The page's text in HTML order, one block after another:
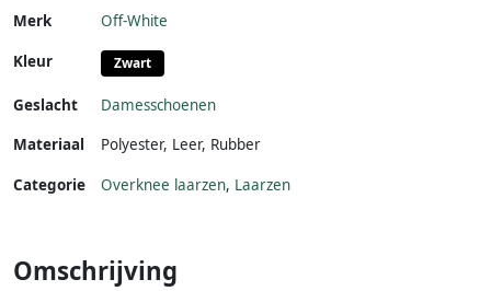
Merk Off-White
Kleur Zwart
Geslacht
Damesschoenen
Materiaal
Polyester, Leer, Rubber
Categorie Overknee laarzen, Laarzen
Omschrijving